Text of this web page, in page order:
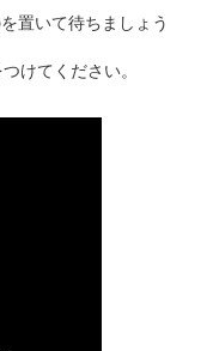
置いて待ちましょう
けてください。